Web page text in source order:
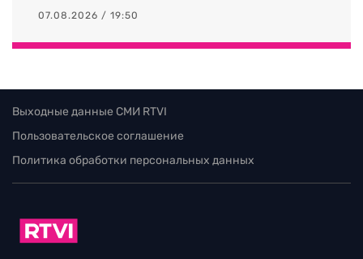
07.08.2026 / 19:50
Выходные данные СМИ RTVI
Пользовательское соглашение
Политика обработки персональных данных